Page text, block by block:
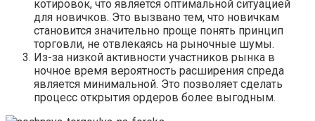
котировок, что является оптимальной ситуацией
для новичков. Это вызвано тем, что новичкам
становится значительно проще понять принцип
торговли, не отвлекаясь на рыночные шумы.
Из-за низкой активности участников рынка в
ночное время вероятность расширения спреда
является минимальной. Это позволяет сделать
процесс открытия ордеров более выгодным.